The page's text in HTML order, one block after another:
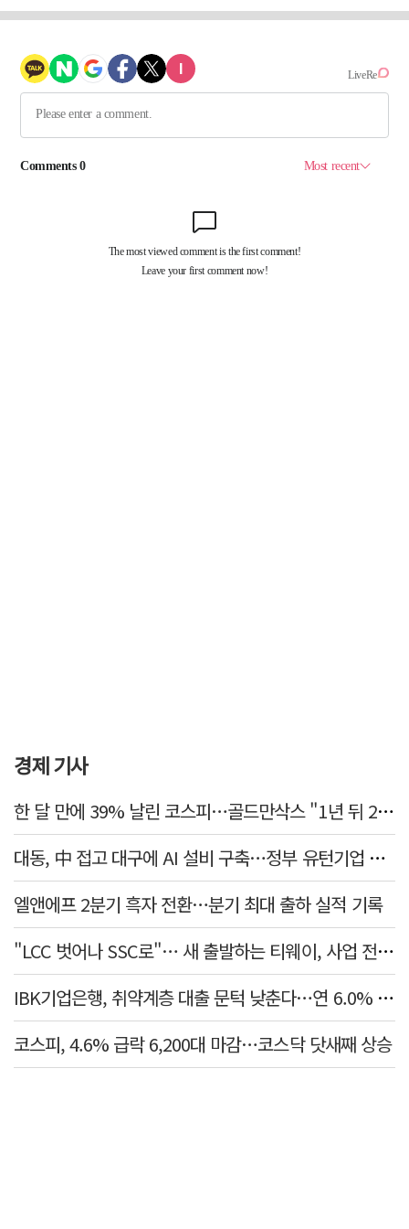
경제 기사
한 달 만에 39% 날린 코스피…골드만삭스 "1년 뒤 2배" 예상, 왜?
대동, 中 접고 대구에 AI 설비 구축…정부 유턴기업 선정
엘앤에프 2분기 흑자 전환…분기 최대 출하 실적 기록
"LCC 벗어나 SSC로"… 새 출발하는 티웨이, 사업 전략 발표
IBK기업은행, 취약계층 대출 문턱 낮춘다…연 6.0% 'i-ONE 햇살론 특례보증' 비대면 출시
코스피, 4.6% 급락 6,200대 마감…코스닥 닷새째 상승